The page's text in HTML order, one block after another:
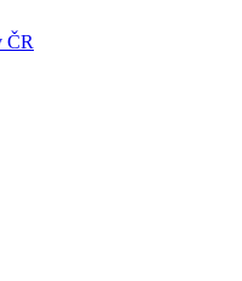
ČR